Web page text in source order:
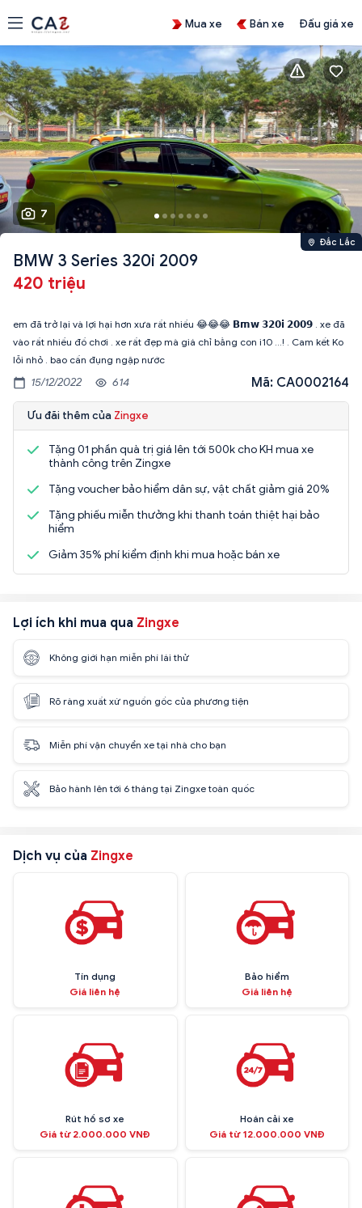
Mua xe Bán xe Đấu giá xe
7
Đắc Lắc
BMW 3 Series 320i 2009
420 triệu
em đã trở lại và lợi hại hơn xưa rất nhiều 😂😂😂 𝗕𝗺𝘄 𝟯𝟮𝟬𝗶 𝟮𝟬𝟬𝟵 . xe đã
vào rất nhiều đồ chơi . xe rất đẹp mà giá chỉ bằng con i10 ...! . Cam kết Ko
lỗi nhỏ . bao cấn đụng ngập nước
15/12/2022 614 Mã: CA0002164
Ưu đãi thêm của Zingxe
Tặng 01 phần quà trị giá lên tới 500k cho KH mua xe
thành công trên Zingxe
Tặng voucher bảo hiểm dân sự, vật chất giảm giá 20%
Tặng phiếu miễn thưởng khi thanh toán thiệt hại bảo
hiểm
Giảm 35% phí kiểm định khi mua hoặc bán xe
Lợi ích khi mua qua Zingxe
Không giới hạn miễn phí lái thử
Rõ ràng xuất xứ nguồn gốc của phương tiện
Miễn phí vận chuyển xe tại nhà cho bạn
Bảo hành lên tới 6 tháng tại Zingxe toàn quốc
Dịch vụ của Zingxe
Tín dụng
Giá liên hệ
Bảo hiểm
Giá liên hệ
Rút hồ sơ xe
Giá từ 2.000.000 VNĐ
Hoán cải xe
Giá từ 12.000.000 VNĐ